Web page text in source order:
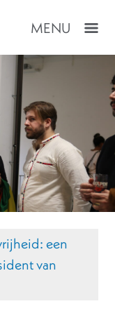
MENU
een
van